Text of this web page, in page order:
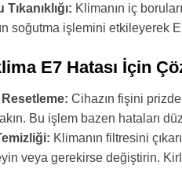
Tıkanıklığı: Klimanın iç
soğutma işlemini etkileyerek
E7 Hatası İçin
Resetleme: Cihazın fişini
Bu işlem bazen hataları
Klimanın filtresini
veya gerekirse değiştirin.